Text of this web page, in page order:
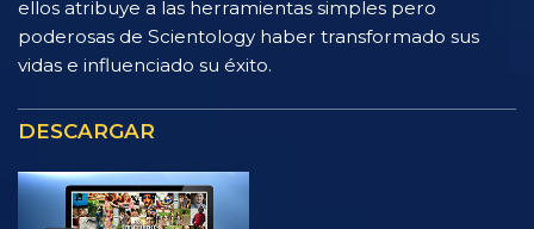
ellos atribuye a las herramientas simples pero
poderosas de Scientology haber transformado sus
vidas e influenciado su éxito.
DESCARGAR